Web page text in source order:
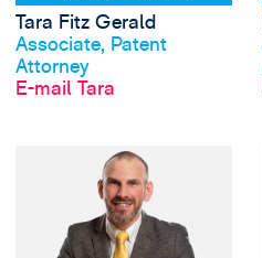
Profil anschauen
Tara Fitz Gerald
Associate, Patent
Attorney
E-mail Tara